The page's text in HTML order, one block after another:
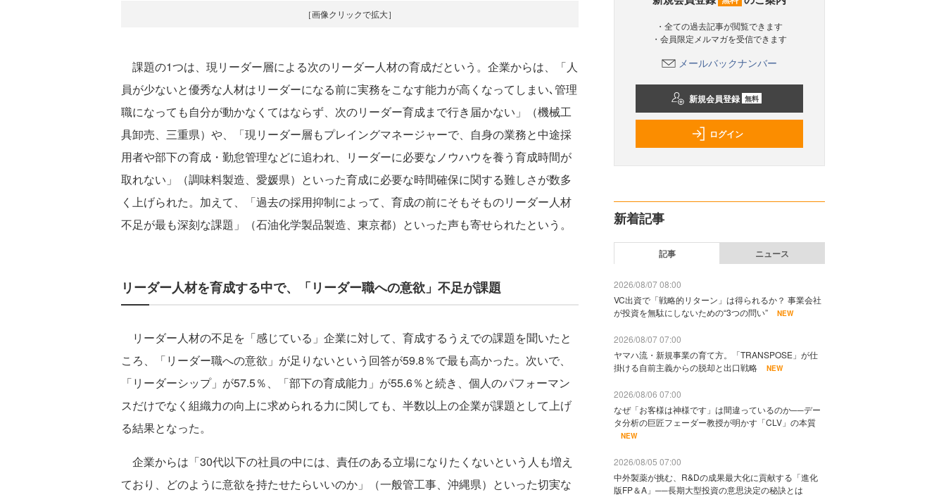
［画像クリックで拡大］
課題の1つは、現リーダー層による次のリーダー人材の育成だという。企業からは、「人
員が少ないと優秀な人材はリーダーになる前に実務をこなす能力が高くなってしまい､管理
職になっても自分が動かなくてはならず、次のリーダー育成まで行き届かない」（機械工
具卸売、三重県）や、「現リーダー層もプレイングマネージャーで、自身の業務と中途採
用者や部下の育成・勤怠管理などに追われ、リーダーに必要なノウハウを養う育成時間が
取れない」（調味料製造、愛媛県）といった育成に必要な時間確保に関する難しさが数多
く上げられた。加えて、「過去の採用抑制によって、育成の前にそもそものリーダー人材
不足が最も深刻な課題」（石油化学製品製造、東京都）といった声も寄せられたという。
リーダー人材を育成する中で、「リーダー職への意欲」不足が課題
リーダー人材の不足を「感じている」企業に対して、育成するうえでの課題を聞いたと
ころ、「リーダー職への意欲」が足りないという回答が59.8％で最も高かった。次いで、
「リーダーシップ」が57.5％、「部下の育成能力」が55.6％と続き、個人のパフォーマン
スだけでなく組織力の向上に求められる力に関しても、半数以上の企業が課題として上げ
る結果となった。
企業からは「30代以下の社員の中には、責任のある立場になりたくないという人も増え
ており、どのように意欲を持たせたらいいのか」（一般管工事、沖縄県）といった切実な
・全ての過去記事が閲覧できます
・会員限定メルマガを受信できます
メールバックナンバー
新規会員登録 無料
ログイン
新着記事
記事 ニュース
2026/08/07 08:00
VC出資で「戦略的リターン」は得られるか？ 事業会社
が投資を無駄にしないための“3つの問い”
NEW
2026/08/07 07:00
ヤマハ流・新規事業の育て方。「TRANSPOSE」が仕
掛ける自前主義からの脱却と出口戦略
NEW
2026/08/06 07:00
なぜ「お客様は神様です」は間違っているのか──デー
タ分析の巨匠フェーダー教授が明かす「CLV」の本質
NEW
2026/08/05 07:00
中外製薬が挑む、R&Dの成果最大化に貢献する「進化
版FP＆A」──長期大型投資の意思決定の秘訣とは